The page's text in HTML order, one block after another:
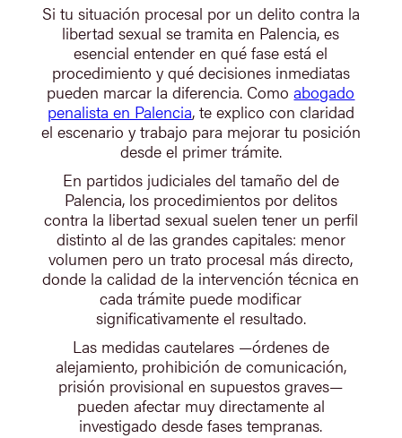
Si tu situación procesal por un delito contra la
libertad sexual se tramita en Palencia, es
esencial entender en qué fase está el
procedimiento y qué decisiones inmediatas
pueden marcar la diferencia. Comoabogado
penalista en Palencia, te explico con claridad
el escenario y trabajo para mejorar tu posición
desde el primer trámite.
En partidos judiciales del tamaño del de
Palencia, los procedimientos por delitos
contra la libertad sexual suelen tener un perfil
distinto al de las grandes capitales: menor
volumen pero un trato procesal más directo,
donde la calidad de la intervención técnica en
cada trámite puede modificar
significativamente el resultado.
Las medidas cautelares —órdenes de
alejamiento, prohibición de comunicación,
prisión provisional en supuestos graves—
pueden afectar muy directamente al
investigado desde fases tempranas.